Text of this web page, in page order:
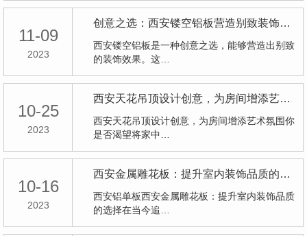
11-09
2023
创意之选：西安镂空铝板营造别致装饰效果
西安镂空铝板是一种创意之选，能够营造出别致
的装饰效果。这…
10-25
2023
西安天花吊顶设计创意，为房间增添艺术氛围
西安天花吊顶设计创意，为房间增添艺术氛围你
是否渴望将家中…
10-16
2023
西安金属雕花板：提升室内装饰品质的选择
西安铝单板西安金属雕花板：提升室内装饰品质
的选择在当今追…